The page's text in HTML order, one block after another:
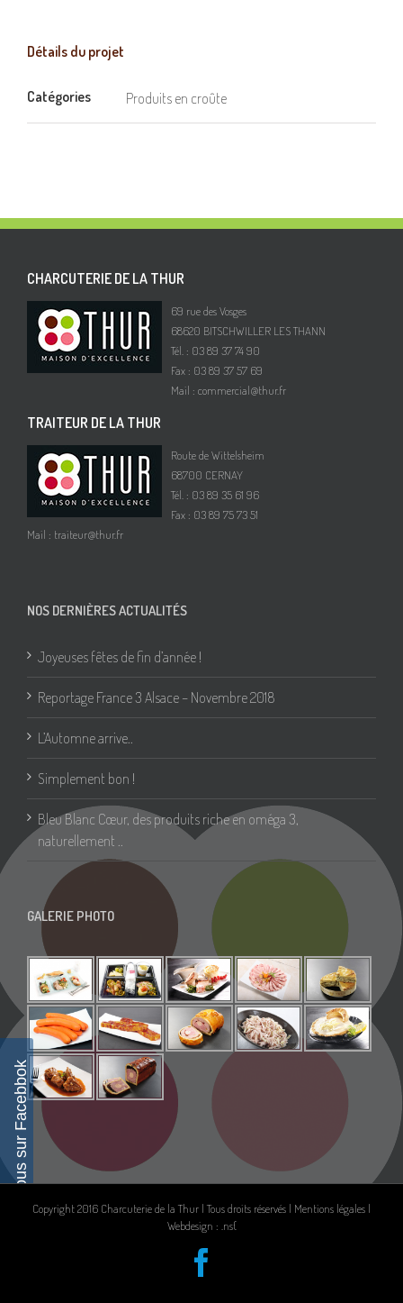
Détails du projet
Catégories Produits en croûte
CHARCUTERIE DE LA THUR
69 rue des Vosges
68620 BITSCHWILLER LES THANN
Tél. : 03 89 37 74 90
Fax : 03 89 37 57 69
Mail : commercial@thur.fr
TRAITEUR DE LA THUR
Route de Wittelsheim
68700 CERNAY
Tél. : 03 89 35 61 96
Fax : 03 89 75 73 51
Mail : traiteur@thur.fr
NOS DERNIÈRES ACTUALITÉS
Joyeuses fêtes de fin d’année !
Reportage France 3 Alsace – Novembre 2018
L’Automne arrive..
Simplement bon !
Bleu Blanc Cœur, des produits riche en oméga 3,
naturellement ..
GALERIE PHOTO
Copyright 2016 Charcuterie de la Thur | Tous droits réservés | Mentions légales |
Webdesign : .ns{
Suivez-nous sur Facebbok